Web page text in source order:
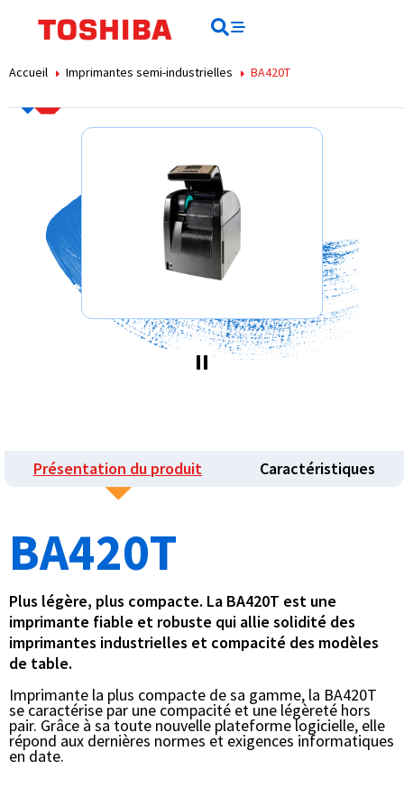
principal
Accueil Imprimantes semi-industrielles BA420T
Présentation du produit Caractéristiques
BA420T
Plus légère, plus compacte. La BA420T est une
imprimante fiable et robuste qui allie solidité des
imprimantes industrielles et compacité des modèles
de table.
Imprimante la plus compacte de sa gamme, la BA420T
se caractérise par une compacité et une légèreté hors
pair. Grâce à sa toute nouvelle plateforme logicielle, elle
répond aux dernières normes et exigences informatiques
en date.​